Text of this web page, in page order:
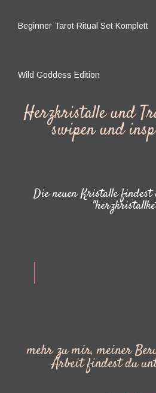
Beginner Tarot Ritual Set Komplett
Wild Goddess Edition
Herzkristalle und
swipen und
Die neuen Kristalle
mehr zu mir, meiner
Arbeit findest du